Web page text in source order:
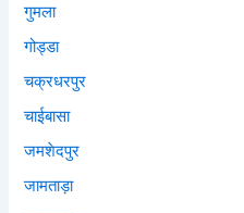
गुमला
गोड्डा
चक्रधरपुर
चाईबासा
जमशेदपुर
जामताड़ा